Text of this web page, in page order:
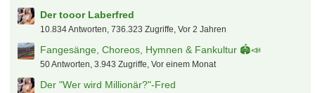
Der tooor Laberfred
10.834 Antworten, 736.323 Zugriffe, Vor 2 Jahren
Fangesänge, Choreos, Hymnen & Fankultur 🏟️📣
50 Antworten, 3.943 Zugriffe, Vor einem Monat
Der "Wer wird Millionär?"-Fred